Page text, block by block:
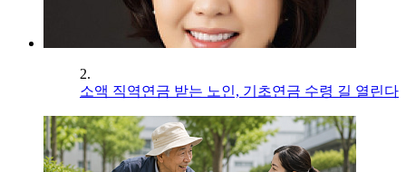
2.
소액 직역연금 받는 노인, 기초연금 수령 길 열린다